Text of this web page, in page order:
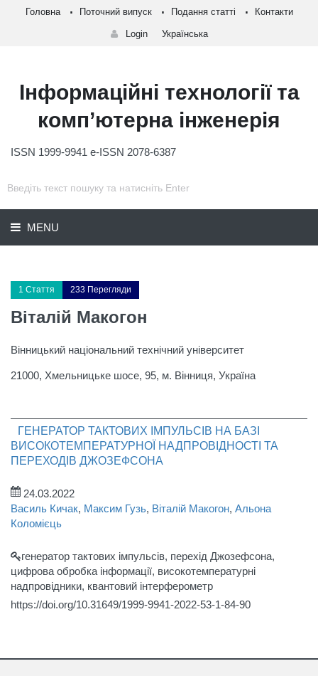
Головна Поточний випуск Подання статті Контакти
Login Українська
Інформаційні технології та
комп’ютерна інженерія
ISSN 1999-9941 e-ISSN 2078-6387
MENU
1 Стаття 233 Перегляди
Віталій Макогон
Вінницький національний технічний університет
21000, Хмельницьке шосе, 95, м. Вінниця, Україна
ГЕНЕРАТОР ТАКТОВИХ ІМПУЛЬСІВ НА БАЗІ
ВИСОКОТЕМПЕРАТУРНОЇ НАДПРОВІДНОСТІ ТА
ПЕРЕХОДІВ ДЖОЗЕФСОНА
24.03.2022
Василь Кичак, Максим Гузь, Віталій Макогон, Альона
Коломієць
генератор тактових імпульсів, перехід Джозефсона,
цифрова обробка інформації, високотемпературні
надпровідники, квантовий інтерферометр
https://doi.org/10.31649/1999-9941-2022-53-1-84-90